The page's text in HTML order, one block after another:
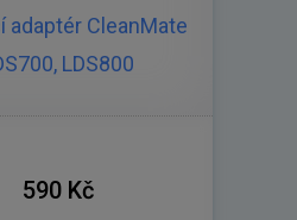
adaptér CleanMate
LDS800
590 Kč